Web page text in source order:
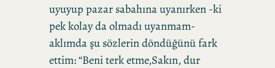
uyuyup pazar sabahına uyanırken -ki
pek kolay da olmadı uyanmam-
aklımda şu sözlerin döndüğünü fark
ettim: “Beni terk etme,Sakın, dur